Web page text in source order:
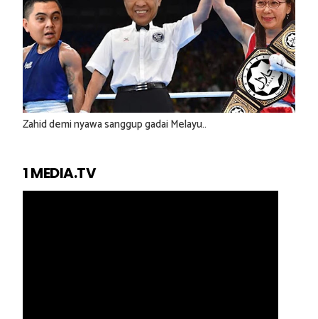
Zahid demi nyawa sanggup gadai Melayu..
1 MEDIA.TV